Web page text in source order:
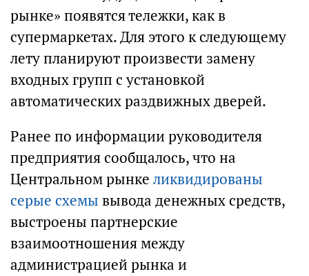
рынке» появятся тележки, как в
супермаркетах. Для этого к следующему
лету планируют произвести замену
входных групп с установкой
автоматических раздвижных дверей.
Ранее по информации руководителя
предприятия сообщалось, что на
Центральном рынке ликвидированы
серые схемы вывода денежных средств,
выстроены партнерские
взаимоотношения между
администрацией рынка и